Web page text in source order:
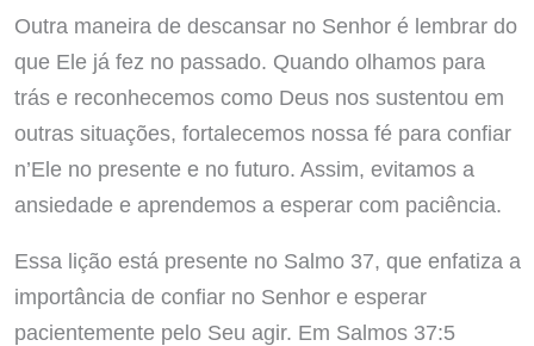
Outra maneira de descansar no Senhor é lembrar do
que Ele já fez no passado. Quando olhamos para
trás e reconhecemos como Deus nos sustentou em
outras situações, fortalecemos nossa fé para confiar
n’Ele no presente e no futuro. Assim, evitamos a
ansiedade e aprendemos a esperar com paciência.
Essa lição está presente no Salmo 37, que enfatiza a
importância de confiar no Senhor e esperar
pacientemente pelo Seu agir. Em Salmos 37:5